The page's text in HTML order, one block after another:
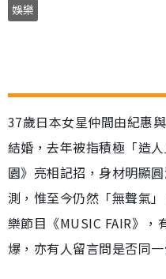
娛樂
37歲日本女星仲間由紀惠
結婚，去年被指積極「造
園》亮相記招，身材明顯
測，惟至今仍然「無聲氣
樂節目《MUSIC FAIR》
爆，亦有人留言問是否同一